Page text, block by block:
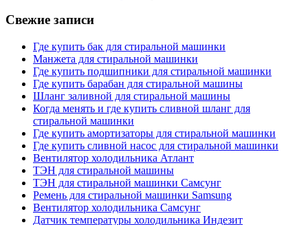
Свежие записи
Где купить бак для стиральной машинки
Манжета для стиральной машинки
Где купить подшипники для стиральной машинки
Где купить барабан для стиральной машины
Шланг заливной для стиральной машины
Когда менять и где купить сливной шланг для
стиральной машинки
Где купить амортизаторы для стиральной машинки
Где купить сливной насос для стиральной машинки
Вентилятор холодильника Атлант
ТЭН для стиральной машины
ТЭН для стиральной машинки Самсунг
Ремень для стиральной машинки Samsung
Вентилятор холодильника Самсунг
Датчик температуры холодильника Индезит